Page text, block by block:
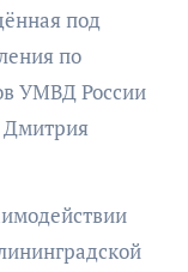
под
по
УМВД России
Дмитрия